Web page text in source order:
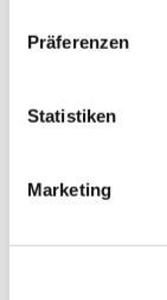
Präferenzen
Statistiken
Marketing
23.10.2025von LBu